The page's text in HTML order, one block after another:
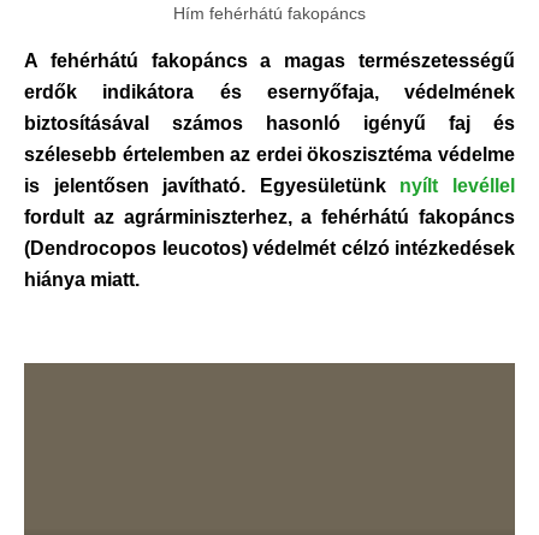
Hím fehérhátú fakopáncs
A fehérhátú fakopáncs a magas természetességű
erdők indikátora és esernyőfaja, védelmének
biztosításával számos hasonló igényű faj és
szélesebb értelemben az erdei ökoszisztéma védelme
is jelentősen javítható. Egyesületünk nyílt levéllel
fordult az agrárminiszterhez, a fehérhátú fakopáncs
(Dendrocopos leucotos) védelmét célzó intézkedések
hiánya miatt.